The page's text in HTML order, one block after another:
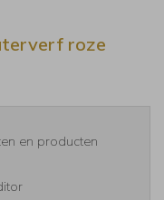
roze
en producten